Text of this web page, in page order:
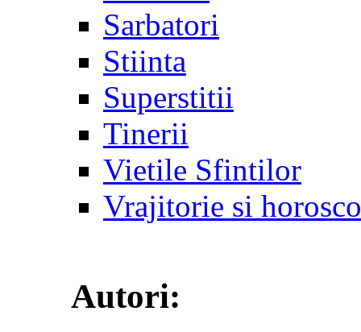
Sarbatori
Stiinta
Superstitii
Tinerii
Vietile Sfintilor
Vrajitorie si
Autori: